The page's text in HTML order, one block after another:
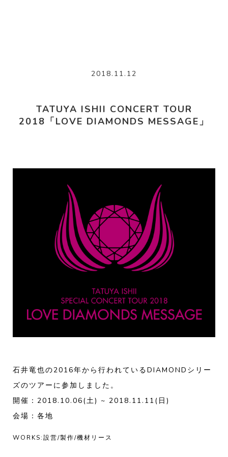
2018.11.12
TATUYA ISHII CONCERT TOUR
2018「LOVE DIAMONDS MESSAGE」
石井竜也の2016年から行われているDIAMONDシリー
ズのツアーに参加しました。
開催：2018.10.06(土) ~ 2018.11.11(日)
会場：各地
WORKS:設営/製作/機材リース